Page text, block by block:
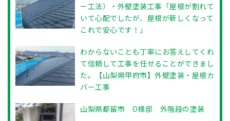
ー工法）・外壁塗装工事「屋根が割れて
いて心配でしたが、屋根が新しくなって
これで安心です！」
わからないことも丁寧にお答えしてくれ
て信頼して工事を任せることができまし
た。【山梨県甲府市】外壁塗装・屋根カ
バー工事
山梨県都留市 O様邸 外階段の塗装